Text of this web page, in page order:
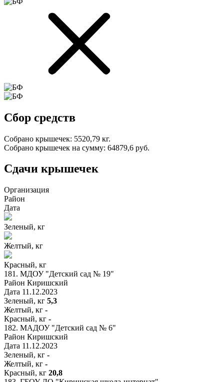
Сбор средств
Собрано крышечек: 5520,79 кг.
Собрано крышечек на сумму: 64879,6 руб.
Сдачи крышечек
Организация
Район
Дата
Зеленый, кг
Желтый, кг
Красный, кг
181. МДОУ "Детский сад № 19"
Район Киришский
Дата 11.12.2023
Зеленый, кг 5,3
Желтый, кг -
Красный, кг -
182. МАДОУ "Детский сад № 6"
Район Киришский
Дата 11.12.2023
Зеленый, кг -
Желтый, кг -
Красный, кг 20,8